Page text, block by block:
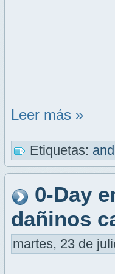
Leer más »
Etiquetas:
0-Day
dañinos
martes, 23 de